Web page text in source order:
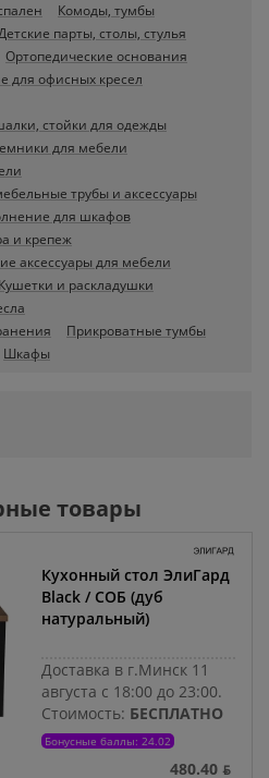
Комоды, тумбы
парты, столы, стулья
Ортопедические основания
для офисных кресел
стойки для одежды
для мебели
трубы и аксессуары
для шкафов
и крепеж
аксессуары для мебели
Кушетки и раскладушки
Прикроватные тумбы
Шкафы
товары
Кухонный стол ЭлиГард
Black / СОБ (дуб
натуральный)
Доставка в г.Минск 11
августа с 18:00 до 23:00.
Стоимость: БЕСПЛАТНО
Бонусные баллы: 24.02
480.40 ƃ